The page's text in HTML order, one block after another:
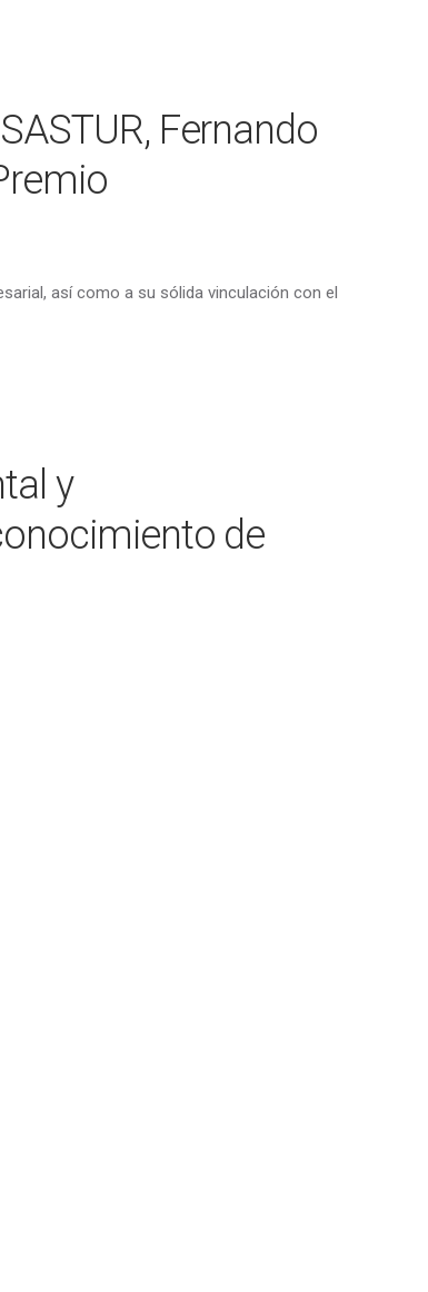
Fernando
así como a su sólida vinculación con el
y
de